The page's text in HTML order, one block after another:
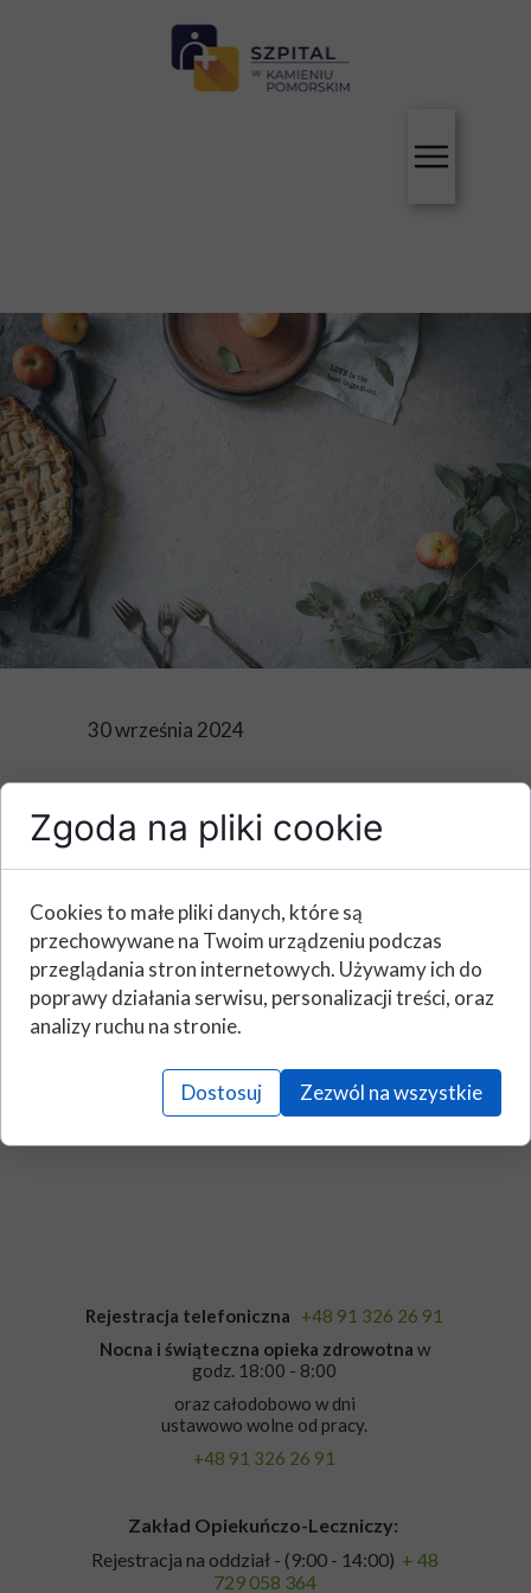
30 września 2024
Jadłospis
01.10.2024 -
10.10.2024
Poniżej prezentujemy jadłospisy na dni 01.10.2024 -
Rejestracja telefoniczna +48 91 326 26 91
Nocna i świąteczna opieka zdrowotna w
godz. 18:00 - 8:00
oraz całodobowo w dni
ustawowo wolne od pracy.
+48 91 326 26 91
Zakład Opiekuńczo-Leczniczy:
Rejestracja na oddział - (9:00 - 14:00) + 48
729 058 364
Zgoda na pliki cookie
Cookies to małe pliki danych, które są
przechowywane na Twoim urządzeniu podczas
przeglądania stron internetowych. Używamy ich do
poprawy działania serwisu, personalizacji treści, oraz
analizy ruchu na stronie.
Dostosuj Zezwól na wszystkie